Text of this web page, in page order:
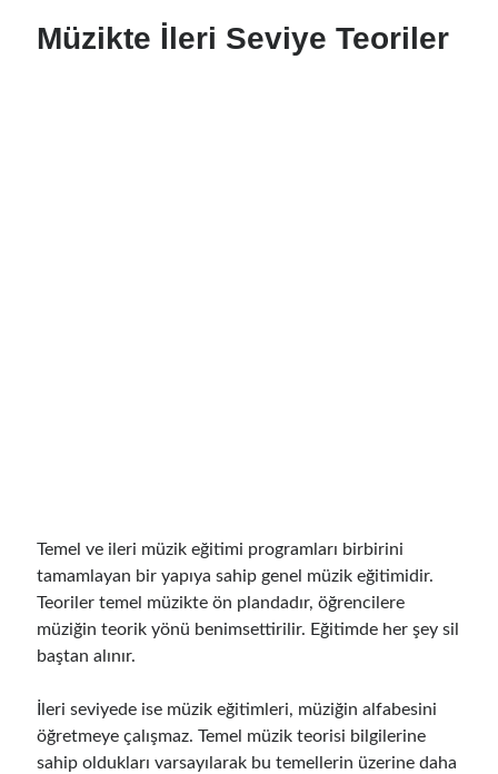
Müzikte İleri Seviye Teoriler
Temel ve ileri müzik eğitimi programları birbirini
tamamlayan bir yapıya sahip genel müzik eğitimidir.
Teoriler temel müzikte ön plandadır, öğrencilere
müziğin teorik yönü benimsettirilir. Eğitimde her şey sil
baştan alınır.
İleri seviyede ise müzik eğitimleri, müziğin alfabesini
öğretmeye çalışmaz. Temel müzik teorisi bilgilerine
sahip oldukları varsayılarak bu temellerin üzerine daha